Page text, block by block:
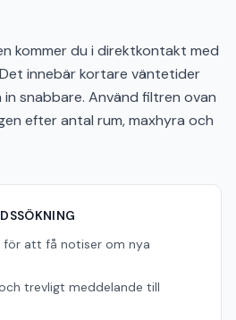
kommer du i direktkontakt med
innebär kortare väntetider
snabbare. Använd filtren ovan
efter antal rum, maxhyra och
för att få notiser om nya
trevligt meddelande till